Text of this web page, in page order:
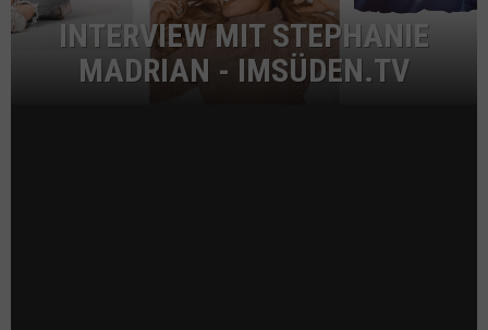
INTERVIEW MIT STEPHANIE
MADRIAN - IMSÜDEN.TV